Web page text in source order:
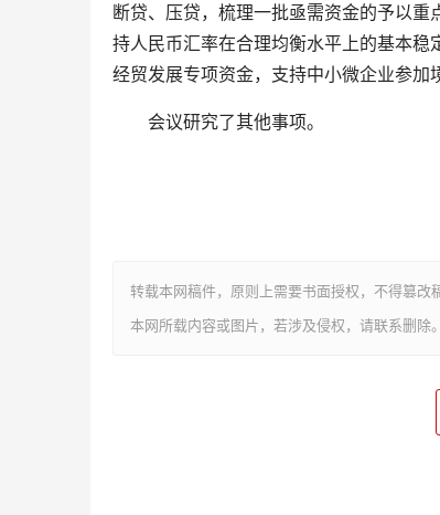
断贷、压贷，梳理一批亟需资金的予以
持人民币汇率在合理均衡水平上的基本
经贸发展专项资金，支持中小微企业参加
会议研究了其他事项。
转载本网稿件，原则上需要书面授权，不得篡改
本网所载内容或图片，若涉及侵权，请联系删除。